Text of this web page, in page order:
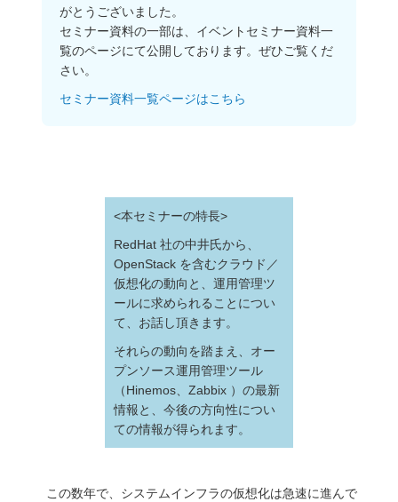
セミナー資料
オープンソース活動
がとうございました。
セミナー資料の一部は、イベントセミナー資料一
覧のページにて公開しております。ぜひご覧くだ
さい。
セミナー資料一覧ページはこちら
<本セミナーの特長>
RedHat 社の中井氏から、
OpenStack を含むクラウド／
仮想化の動向と、運用管理ツ
ールに求められることについ
て、お話し頂きます。
それらの動向を踏まえ、オー
プンソース運用管理ツール
（Hinemos、Zabbix ）の最新
情報と、今後の方向性につい
ての情報が得られます。
この数年で、システムインフラの仮想化は急速に進んで